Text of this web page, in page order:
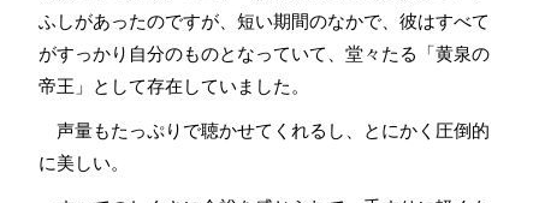
ふしがあったのですが、短い期間のなかで、彼はすべて
がすっかり自分のものとなっていて、堂々たる「黄泉の
帝王」として存在していました。
声量もたっぷりで聴かせてくれるし、とにかく圧倒的
に美しい。